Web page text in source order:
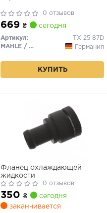
0 отзывов
669 ₴ сегодня
Артикул:
TX 25 87D
MAHLE / KNECHT
Германия
КУПИТЬ
Фланец охлаждающей
жидкости
0 отзывов
350 ₴
сегодня
заканчивается